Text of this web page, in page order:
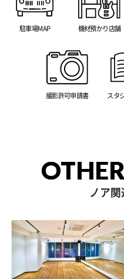
駐車場MAP 機材預かり店舗
撮影許可申請書 スタ
ノア